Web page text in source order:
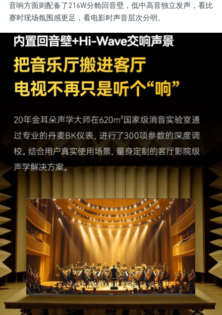
音响方面则配备了216W分舱回音壁，低中高音独立发声，看比
赛时现场氛围感更足，看电影时声音层次分明。